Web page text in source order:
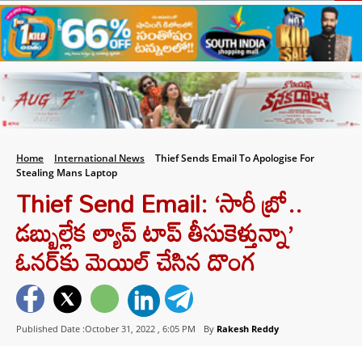
Home International News
Thief Sends Email To Apologise For
Stealing Mans Laptop
Thief Send Email: ‘సారీ బ్రో..
డబ్బుల్లేక ల్యాప్ టాప్ తీసుకెళ్తున్నా’
ఓనర్‎కు మెయిల్ చేసిన దొంగ
Published Date :October 31, 2022 , 6:05 PM By Rakesh Reddy